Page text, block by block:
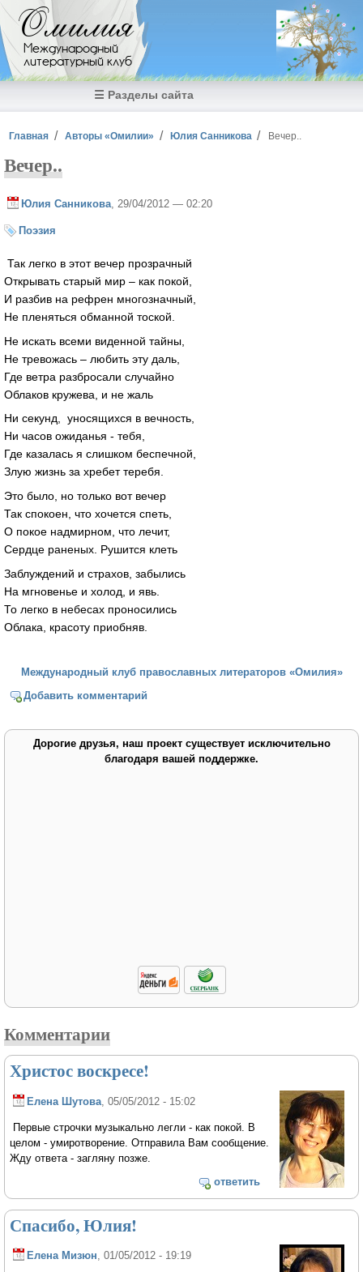
Перейти к основному содержанию
Омилия
Международный
литературный клуб
☰ Разделы сайта
Вы здесь
Главная Авторы «Омилии» Юлия Санникова Вечер..
Вечер..
Юлия Санникова , 29/04/2012 — 02:20
Поэзия
Так легко в этот вечер прозрачный
Открывать старый мир – как покой,
И разбив на рефрен многозначный,
Не пленяться обманной тоской.
Не искать всеми виденной тайны,
Не тревожась – любить эту даль,
Где ветра разбросали случайно
Облаков кружева, и не жаль
Ни секунд, уносящихся в вечность,
Ни часов ожиданья - тебя,
Где казалась я слишком беспечной,
Злую жизнь за хребет теребя.
Это было, но только вот вечер
Так спокоен, что хочется спеть,
О покое надмирном, что лечит,
Сердце раненых. Рушится клеть
Заблуждений и страхов, забылись
На мгновенье и холод, и явь.
То легко в небесах проносились
Облака, красоту приобняв.
Международный клуб православных литераторов «Омилия»
Добавить комментарий
Дорогие друзья, наш проект существует исключительно
благодаря вашей поддержке.
Комментарии
Христос воскресе!
Елена Шутова , 05/05/2012 - 15:02
Первые строчки музыкально легли - как покой. В
целом - умиротворение. Отправила Вам сообщение.
Жду ответа - загляну позже.
ответить
Спасибо, Юлия!
Елена Мизюн, 01/05/2012 - 19:19